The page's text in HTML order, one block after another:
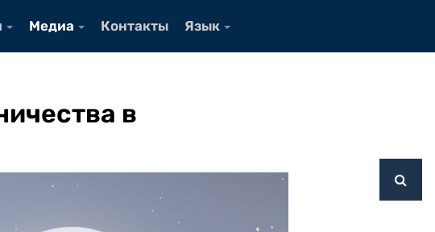
Медиа Контакты Язык
в